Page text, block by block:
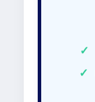
✓
✓